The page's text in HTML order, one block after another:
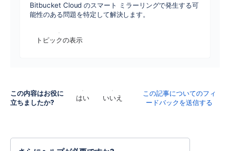
Bitbucket Cloud のスマート ミラーリングで発生する可
能性のある問題を特定して解決します。
トピックの表示
この内容はお役に
立ちましたか?
はい いいえ
この記事についてのフィ
ードバックを送信する